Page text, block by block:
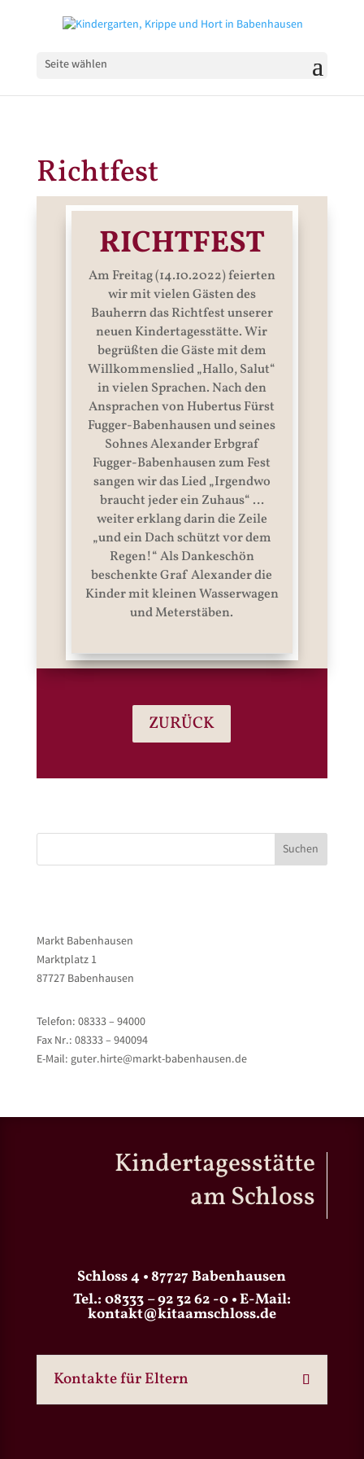
Seite wählen
Richtfest
RICHTFEST
Am Freitag (14.10.2022) feierten
wir mit vielen Gästen des
Bauherrn das Richtfest unserer
neuen Kindertagesstätte. Wir
begrüßten die Gäste mit dem
Willkommenslied „Hallo, Salut“
in vielen Sprachen. Nach den
Ansprachen von Hubertus Fürst
Fugger-Babenhausen und seines
Sohnes Alexander Erbgraf
Fugger-Babenhausen zum Fest
sangen wir das Lied „Irgendwo
braucht jeder ein Zuhaus“ …
weiter erklang darin die Zeile
„und ein Dach schützt vor dem
Regen!“ Als Dankeschön
beschenkte Graf Alexander die
Kinder mit kleinen Wasserwagen
und Meterstäben.
ZURÜCK
Suchen
Markt Babenhausen
Marktplatz 1
87727 Babenhausen
Telefon: 08333 – 94000
Fax Nr.: 08333 – 940094
E-Mail: guter.hirte@markt-babenhausen.de
Kindertagesstätte
am Schloss
Schloss 4 • 87727 Babenhausen
Tel.: 08333 – 92 32 62 -0• E-Mail:
kontakt@kitaamschloss.de
Kontakte für Eltern